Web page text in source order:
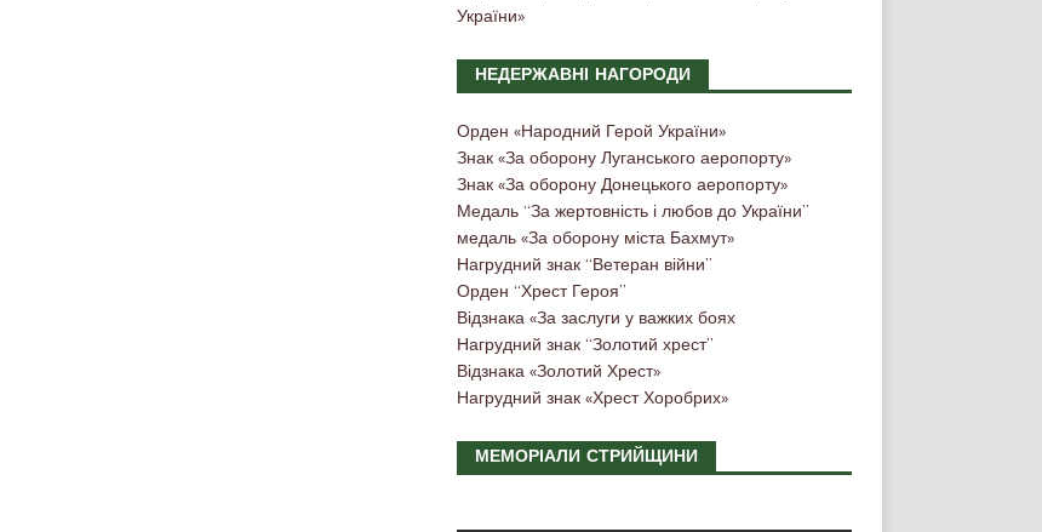
України»
НЕДЕРЖАВНІ НАГОРОДИ
Орден «Народний Герой України»
Знак «За оборону Луганського аеропорту»
Знак «За оборону Донецького аеропорту»
Медаль “За жертовність і любов до України”
медаль «За оборону міста Бахмут»
Нагрудний знак “Ветеран війни”
Орден “Хрест Героя”
Відзнака «За заслуги у важких боях
Нагрудний знак “Золотий хрест”
Відзнака «Золотий Хрест»
Нагрудний знак «Хрест Хоробрих»
МЕМОРІАЛИ СТРИЙЩИНИ